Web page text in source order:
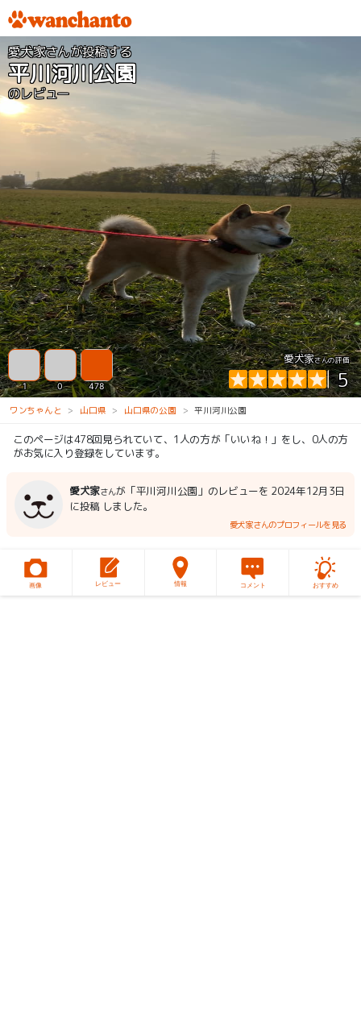
愛犬家さんが投稿する
平川河川公園
のレビュー
愛犬家さんの評価
5
1 0 478
ワンちゃんと 山口県 山口県の公園 平川河川公園
このページは478回見られていて、1人の方が「いいね！」をし、0人の方
がお気に入り登録をしています。
愛犬家さんが「平川河川公園」のレビューを 2024年12月3日
に投稿 しました。
愛犬家さんのプロフィールを見る
画像 レビュー 情報 コメント おすすめ